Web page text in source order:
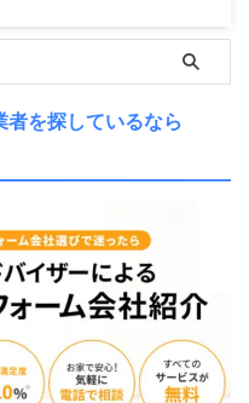
を探しているなら